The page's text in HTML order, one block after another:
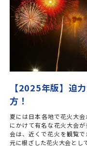
【2025年版】迫
方！
夏には日本各地で花火大
にかけて有名な花火大会
会は、近くで花火を観覧
元に根ざした花火大会とし